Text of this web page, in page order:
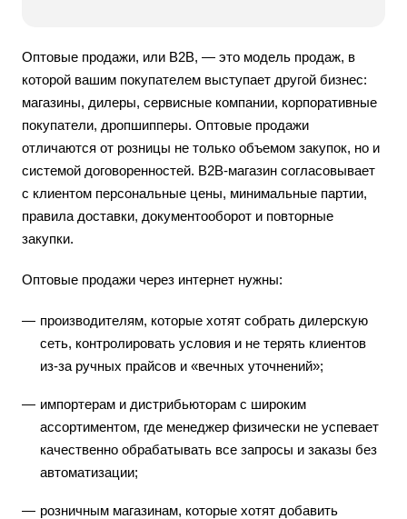
Оптовые продажи, или B2B, — это модель продаж, в
которой вашим покупателем выступает другой бизнес:
магазины, дилеры, сервисные компании, корпоративные
покупатели, дропшипперы. Оптовые продажи
отличаются от розницы не только объемом закупок, но и
системой договоренностей. B2B-магазин согласовывает
с клиентом персональные цены, минимальные партии,
правила доставки, документооборот и повторные
закупки.
Оптовые продажи через интернет нужны:
производителям, которые хотят собрать дилерскую
сеть, контролировать условия и не терять клиентов
из-за ручных прайсов и «вечных уточнений»;
импортерам и дистрибьюторам с широким
ассортиментом, где менеджер физически не успевает
качественно обрабатывать все запросы и заказы без
автоматизации;
розничным магазинам, которые хотят добавить